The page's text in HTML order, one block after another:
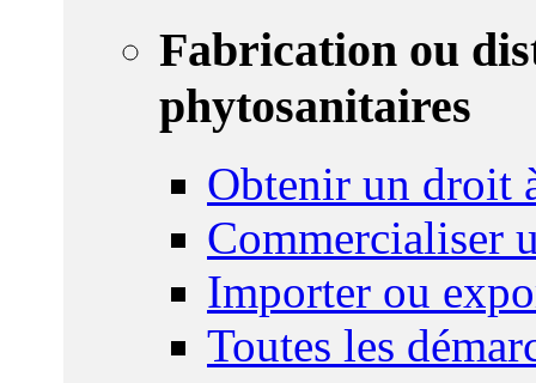
Fabrication ou
phytosanitaires
Obtenir un droit
Commercialiser
Importer ou
Toutes les